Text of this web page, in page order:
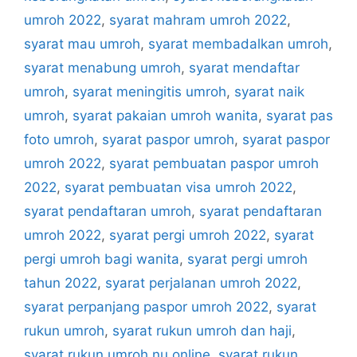
umroh 2022, syarat mahram umroh 2022,
syarat mau umroh, syarat membadalkan umroh,
syarat menabung umroh, syarat mendaftar
umroh, syarat meningitis umroh, syarat naik
umroh, syarat pakaian umroh wanita, syarat pas
foto umroh, syarat paspor umroh, syarat paspor
umroh 2022, syarat pembuatan paspor umroh
2022, syarat pembuatan visa umroh 2022,
syarat pendaftaran umroh, syarat pendaftaran
umroh 2022, syarat pergi umroh 2022, syarat
pergi umroh bagi wanita, syarat pergi umroh
tahun 2022, syarat perjalanan umroh 2022,
syarat perpanjang paspor umroh 2022, syarat
rukun umroh, syarat rukun umroh dan haji,